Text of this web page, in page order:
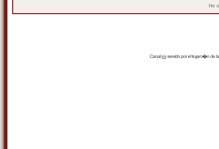
He
Canalrssservido por eltrujam�nde